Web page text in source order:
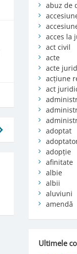
abuz de
acces la
act civil
acte
acte
acțiune
act
adoptat
adopție
afinitate
albie
albii
aluviuni
amendă
Ultimele